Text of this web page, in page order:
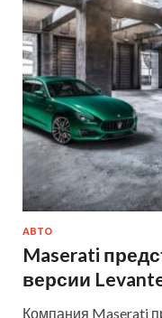
АВТО
Maserati
версии
Компания Maserati